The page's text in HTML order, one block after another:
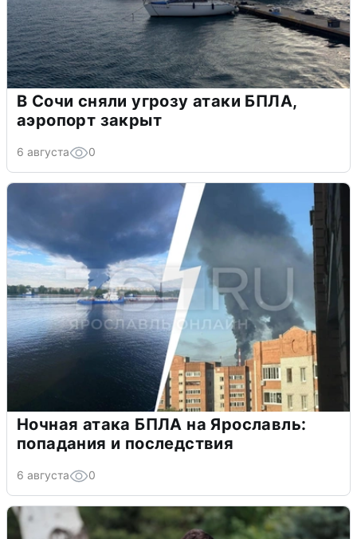
В Сочи сняли угрозу атаки БПЛА,
аэропорт закрыт
6 августа 0
Ночная атака БПЛА на Ярославль:
попадания и последствия
6 августа 0